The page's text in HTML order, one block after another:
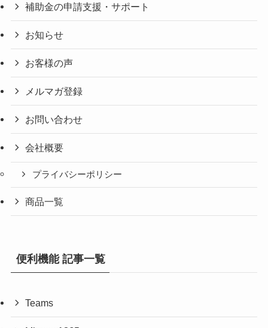
補助金の申請支援・サポート
お知らせ
お客様の声
メルマガ登録
お問い合わせ
会社概要
プライバシーポリシー
商品一覧
便利機能 記事一覧
Teams